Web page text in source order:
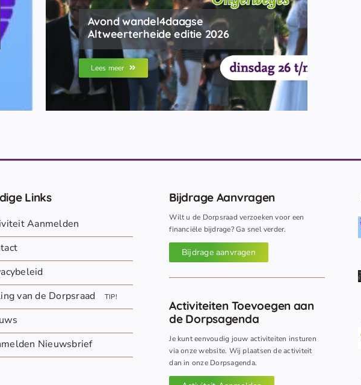
Avond wandel4daagse
Altweerterheide editie 2026
Lees meer
Links
Aanmelden
van de Dorpsraad
TIP!
Nieuwsbrief
Bijdrage Aanvragen
Wilt u de Dorpsraad verzoeken voor een
financiële bijdrage? Ga snel verder.
Bijdrage aanvragen
Activiteiten Toevoegen aan
de Dorpsagenda
Je kunt eenvoudig jouw activiteiten insturen
via onze website. Wij plaatsen de activiteit
dan in onze Dorpsagenda.